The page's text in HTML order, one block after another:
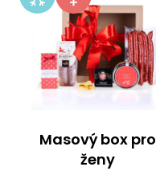
Masový box pro
ženy